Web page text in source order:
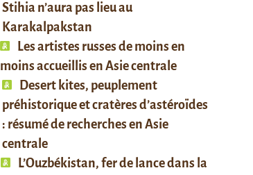
Stihia n’aura pas lieu au
Karakalpakstan
Les artistes russes de moins en
moins accueillis en Asie centrale
Desert kites, peuplement
préhistorique et cratères d’astéroïdes
: résumé de recherches en Asie
centrale
L’Ouzbékistan, fer de lance dans la